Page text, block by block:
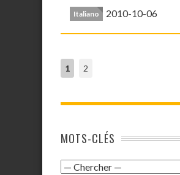
Italiano 2010-10-06
1 2
MOTS-CLÉS